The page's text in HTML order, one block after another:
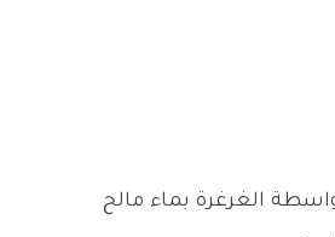
الغرغرة بماء مالح